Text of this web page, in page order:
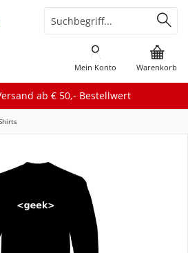
ab € 50,- Bestellwert
Warenkorb
Mein Konto